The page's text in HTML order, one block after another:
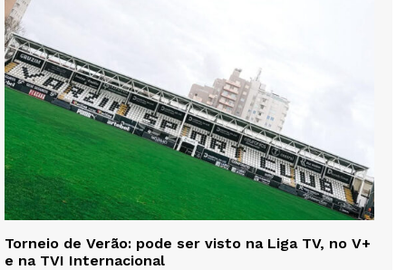
Torneio de Verão: pode ser visto na Liga TV, no V+
e na TVI Internacional